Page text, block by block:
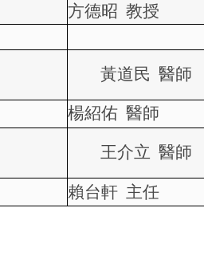
方德昭 教授
黃道民 醫師
楊紹佑 醫師
王介立 醫師
賴台軒 主任